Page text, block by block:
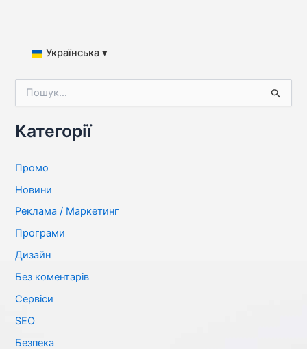
Українська ▾
а
т
:
Категорії
Промо
Новини
Реклама / Маркетинг
Програми
Дизайн
Без коментарів
Сервіси
SЕО
Безпека